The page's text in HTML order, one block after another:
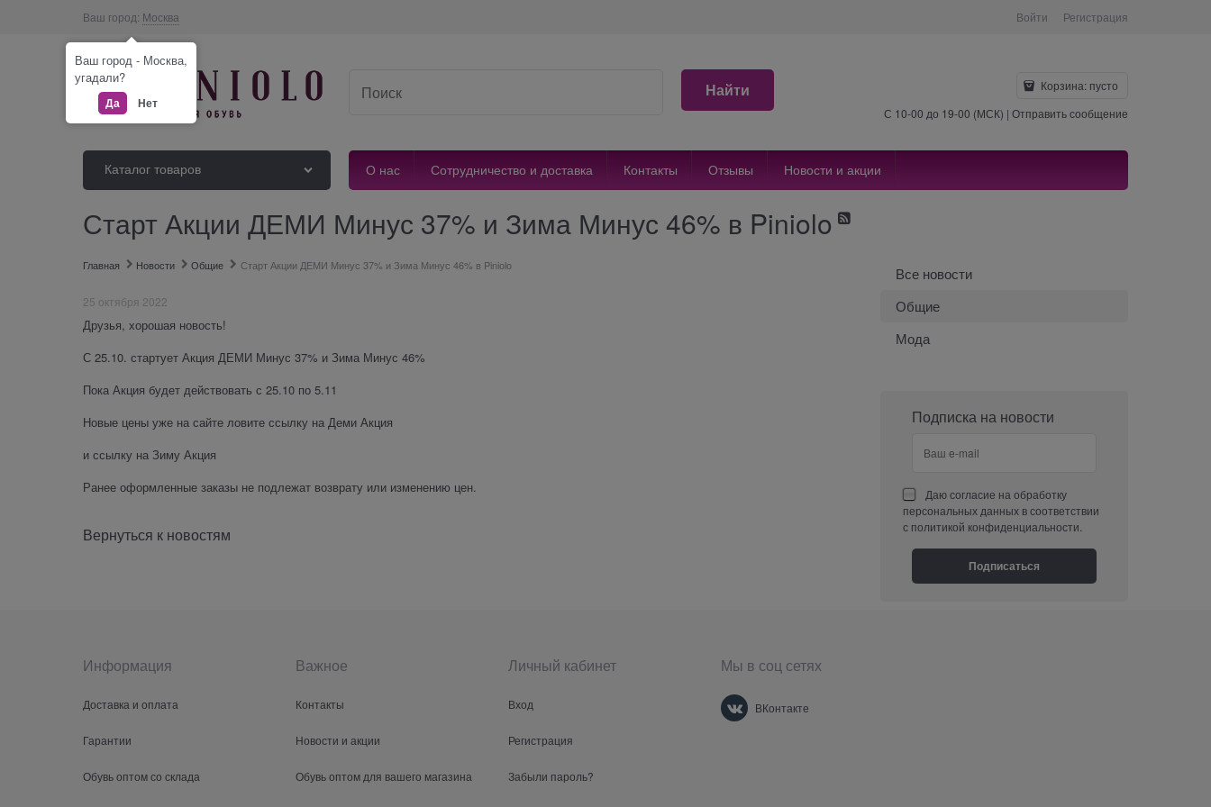
Ваш город: Москва Войти Регистрация
Найти Корзина: пусто
С 10-00 до 19-00 (МСК) | Отправить сообщение
Каталог товаров О нас Сотрудничество и доставка Контакты Отзывы Новости и акции
Старт Акции ДЕМИ Минус 37% и Зима Минус 46% в Piniolo
Главная Новости Общие Старт Акции ДЕМИ Минус 37% и Зима Минус 46% в Piniolo
25 октября 2022
Друзья, хорошая новость!
С 25.10. стартует Акция ДЕМИ Минус 37% и Зима Минус 46%
Пока Акция будет действовать с 25.10 по 5.11
Новые цены уже на сайте ловите ссылку на Деми Акция
и ссылку на Зиму Акция
Ранее оформленные заказы не подлежат возврату или изменению цен.
Вернуться к новостям
Все новости
Общие
Мода
Подписка на новости
Даюсогласие на обработку
персональных данных в соответствии
с политикой конфиденциальности
Информация
Доставка и оплата
Гарантии
Обувь оптом со склада
Важное
Контакты
Новости и акции
Обувь оптом для вашего магазина
Личный кабинет
Вход
Регистрация
Забыли пароль?
Мы в соц сетях
ВКонтакте
Ваш город - Москва,
угадали?
Да Нет